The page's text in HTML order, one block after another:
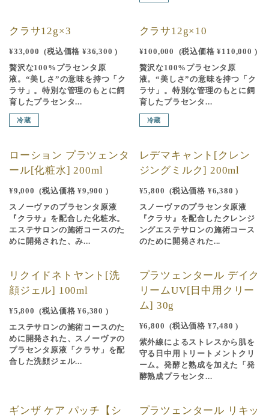
クラサ12g×3
¥33,000 (税込価格 ¥36,300 )
贅沢な100%プラセンタ原
液。“美しさ”の意味を持つ「ク
ラサ」。特別な管理のもとに飼
育したプラセンタ...
冷蔵
クラサ12g×10
¥100,000 (税込価格 ¥110,000 )
贅沢な100%プラセンタ原
液。“美しさ”の意味を持つ「ク
ラサ」。特別な管理のもとに飼
育したプラセンタ...
冷蔵
ローション プラツェンタ
ール[化粧水] 200ml
¥9,000 (税込価格 ¥9,900 )
スノーヴァのプラセンタ原液
『クラサ』を配合した化粧水。
エステサロンの施術コースのた
めに開発された、み...
レデマキャント[クレン
ジングミルク] 200ml
¥5,800 (税込価格 ¥6,380 )
スノーヴァのプラセンタ原液
『クラサ』を配合したクレンジ
ングエステサロンの施術コース
のために開発された...
リクイドネトヤント[洗
顔ジェル] 100ml
¥5,800 (税込価格 ¥6,380 )
エステサロンの施術コースのた
めに開発された、スノーヴァの
プラセンタ原液「クラサ」を配
合した洗顔ジェル...
プラツェンタール デイク
リームUV[日中用クリー
ム] 30g
¥6,800 (税込価格 ¥7,480 )
紫外線によるストレスから肌を
守る日中用トリートメントクリ
ーム。発酵と熟成を加えた「発
酵熟成プラセンタ...
ギンザ ケア パッチ【シ
プラツェンタール リキッ